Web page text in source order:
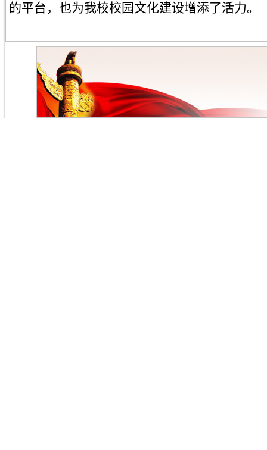
的平台，也为我校校园文化建设增添了活力。